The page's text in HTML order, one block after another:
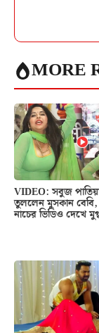
MORE
VIDEO: সবুজ
তুললেন মুসকান বেবি,
নাচের ভিডিও দেখে